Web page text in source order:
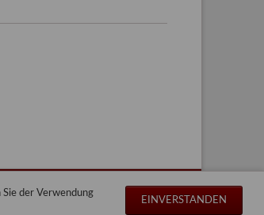
der Verwendung
EINVERSTANDEN
Impressum Datenschutz Sitemap